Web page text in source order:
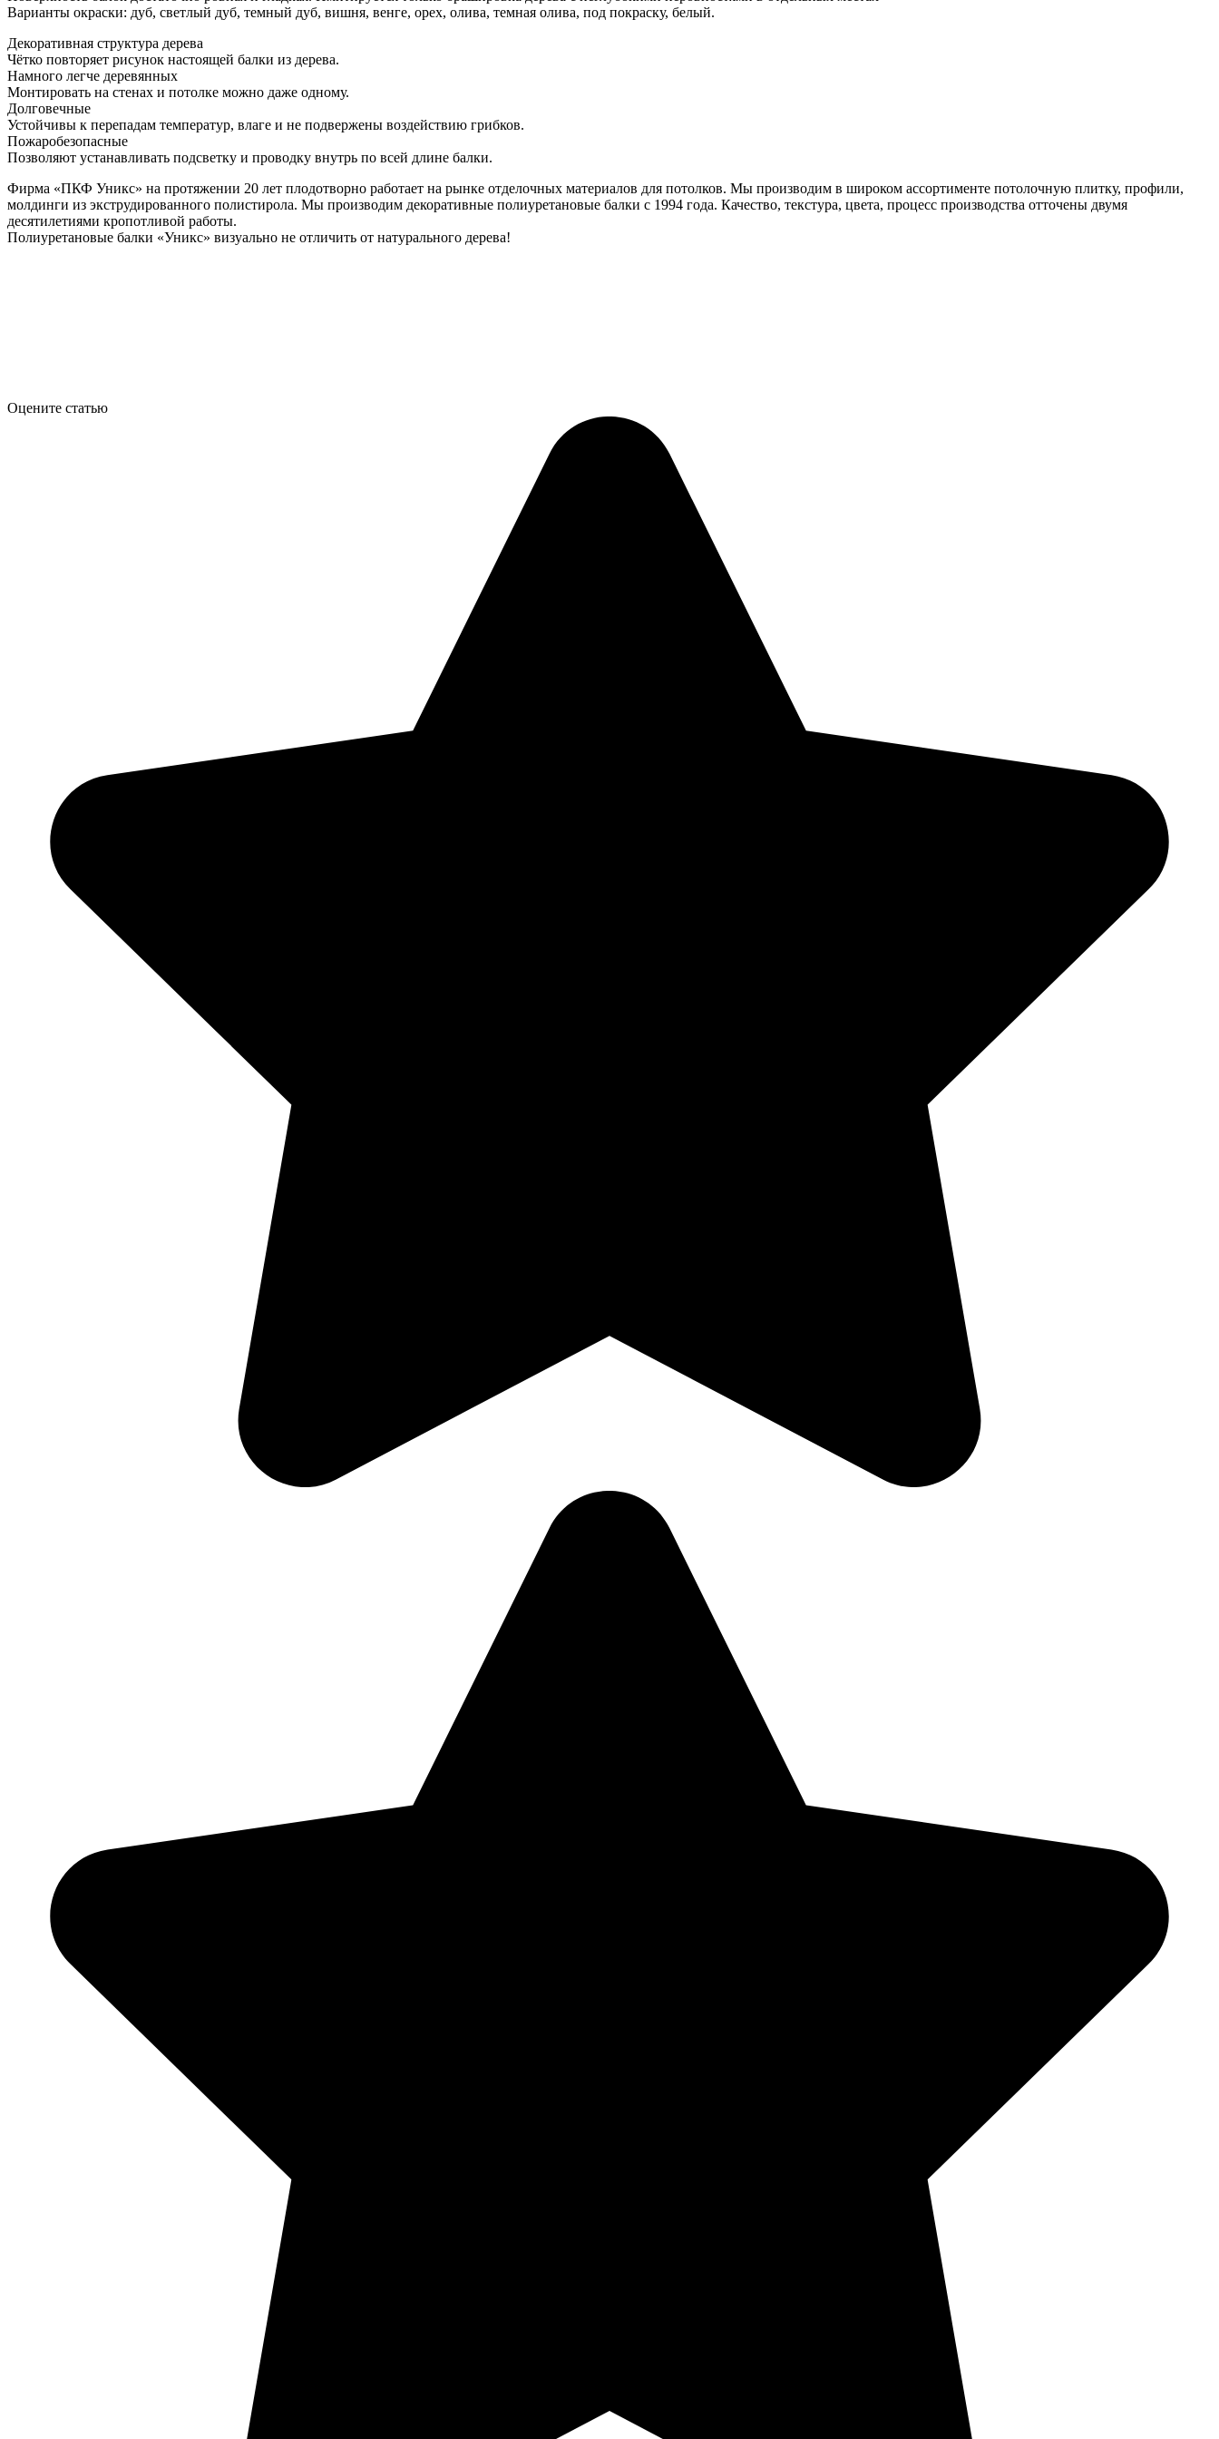
Варианты окраски: дуб, светлый дуб, темный дуб, вишня, венге, орех, олива, темная олива, под покраску, белый.
Декоративная структура дерева
Чётко повторяет рисунок настоящей балки из дерева.
Намного легче деревянных
Монтировать на стенах и потолке можно даже одному.
Долговечные
Устойчивы к перепадам температур, влаге и не подвержены воздействию грибков.
Пожаробезопасные
Позволяют устанавливать подсветку и проводку внутрь по всей длине балки.
Фирма «ПКФ Уникс» на протяжении 20 лет плодотворно работает на рынке отделочных материалов для потолков. Мы производим в широком ассортименте потолочную плитку, профили,
молдинги из экструдированного полистирола. Мы производим декоративные полиуретановые балки с 1994 года. Качество, текстура, цвета, процесс производства отточены двумя
десятилетиями кропотливой работы.
Полиуретановые балки «Уникс» визуально не отличить от натурального дерева!
Оцените статью